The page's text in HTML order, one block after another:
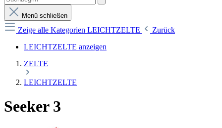
Menü schließen
Zeige alle Kategorien LEICHTZELTE
Zurück
LEICHTZELTE anzeigen
ZELTE
LEICHTZELTE
Seeker 3